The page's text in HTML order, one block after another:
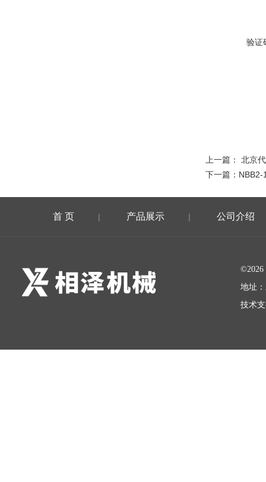
验证
上一篇： 北京
下一篇： NBB2-
首 页 | 产品展示 | 公司介绍
地址
技术